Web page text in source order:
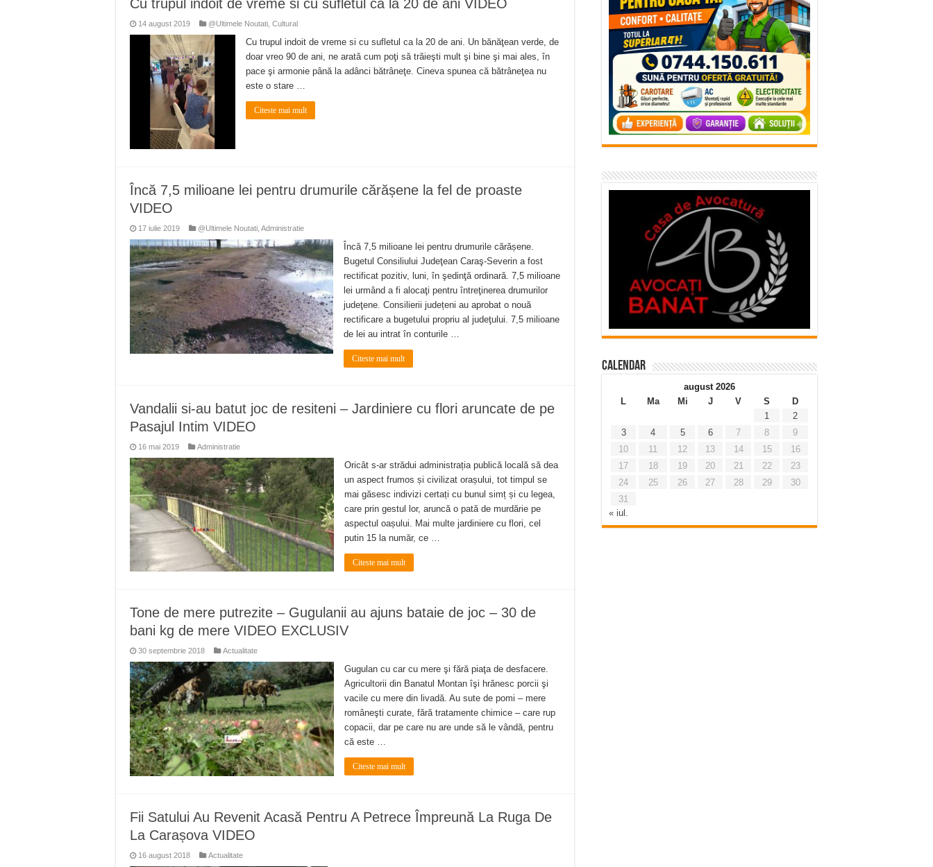
ANUNȚ OPRIRE APĂ în Reșița – avarie – 04.08.2026 – str. Văliugului și Plastomet
ANUNŢ OPRIRE APĂ în CARANSEBEȘ – 04.08.2026 – avarie – Calea Severinului
ANUNŢ OPRIRE APĂ în CARANSEBEȘ avarie
ANUNȚ OPRIRE APĂ în Reșița, cartier Țerova – avarie – 04.08.2026
Cu trupul indoit de vreme si cu sufletul ca la 20 de ani VIDEO
14 august 2019 @Ultimele Noutati Cultural
Cu trupul indoit de vreme si cu sufletul ca la 20 de ani. Un bănăţean verde, de
doar vreo 90 de ani, ne arată cum poţi să trăieşti mult şi bine şi mai ales, în
pace şi armonie până la adânci bătrâneţe. Cineva spunea că bătrâneţea nu
este o stare …
Citeste mai mult
Încă 7,5 milioane lei pentru drumurile cărășene la fel de proaste
VIDEO
17 iulie 2019 @Ultimele Noutati Administratie
Încă 7,5 milioane lei pentru drumurile cărășene.
Bugetul Consiliului Judeţean Caraş-Severin a fost
rectificat pozitiv, luni, în şedinţă ordinară. 7,5 milioane
lei urmând a fi alocaţi pentru întreţinerea drumurilor
judeţene. Consilierii județeni au aprobat o nouă
rectificare a bugetului propriu al judeţului. 7,5 milioane
de lei au intrat în conturile …
Citeste mai mult
Vandalii si-au batut joc de resiteni – Jardiniere cu flori aruncate de pe
Pasajul Intim VIDEO
16 mai 2019 Administratie
Oricât s-ar strădui administrația publică locală să dea
un aspect frumos și civilizat orașului, tot timpul se
mai găsesc indivizi certați cu bunul simț și cu legea,
care prin gestul lor, aruncă o pată de murdărie pe
aspectul oașului. Mai multe jardiniere cu flori, cel
putin 15 la număr, ce …
Citeste mai mult
Tone de mere putrezite – Gugulanii au ajuns bataie de joc – 30 de
bani kg de mere VIDEO EXCLUSIV
30 septembrie 2018 Actualitate
Gugulan cu car cu mere şi fără piaţa de desfacere.
Agricultorii din Banatul Montan îşi hrănesc porcii şi
vacile cu mere din livadă. Au sute de pomi – mere
româneşti curate, fără tratamente chimice – care rup
copacii, dar pe care nu are unde să le vândă, pentru
că este …
Citeste mai mult
Fii Satului Au Revenit Acasă Pentru A Petrece Împreună La Ruga De
La Carașova VIDEO
16 august 2018 Actualitate
Calendar
august 2026
L
Ma Mi J V S
D
1
2
3
4 5 6 7 8
9
10
11 12 13 14 15
16
17
18 19 20 21 22
23
24
25 26 27 28 29
30
31
« iul.